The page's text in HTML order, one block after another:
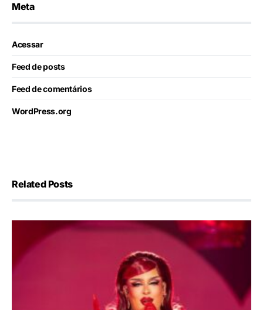
Meta
Acessar
Feed de posts
Feed de comentários
WordPress.org
Related Posts